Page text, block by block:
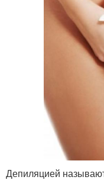
Депиляцией